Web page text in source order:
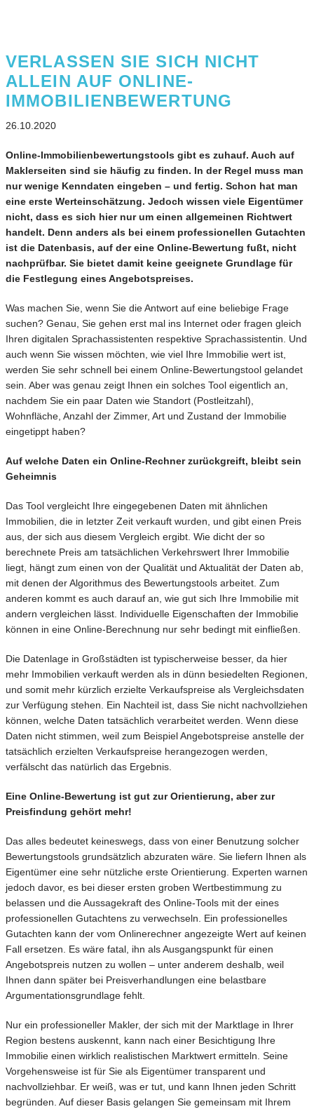
VERLASSEN SIE SICH NICHT
ALLEIN AUF ONLINE-
IMMOBILIENBEWERTUNG
26.10.2020
Online-Immobilienbewertungstools gibt es zuhauf. Auch auf
Maklerseiten sind sie häufig zu finden. In der Regel muss man
nur wenige Kenndaten eingeben – und fertig. Schon hat man
eine erste Werteinschätzung. Jedoch wissen viele Eigentümer
nicht, dass es sich hier nur um einen allgemeinen Richtwert
handelt. Denn anders als bei einem professionellen Gutachten
ist die Datenbasis, auf der eine Online-Bewertung fußt, nicht
nachprüfbar. Sie bietet damit keine geeignete Grundlage für
die Festlegung eines Angebotspreises.
Was machen Sie, wenn Sie die Antwort auf eine beliebige Frage
suchen? Genau, Sie gehen erst mal ins Internet oder fragen gleich
Ihren digitalen Sprachassistenten respektive Sprachassistentin. Und
auch wenn Sie wissen möchten, wie viel Ihre Immobilie wert ist,
werden Sie sehr schnell bei einem Online-Bewertungstool gelandet
sein. Aber was genau zeigt Ihnen ein solches Tool eigentlich an,
nachdem Sie ein paar Daten wie Standort (Postleitzahl),
Wohnfläche, Anzahl der Zimmer, Art und Zustand der Immobilie
eingetippt haben?
Auf welche Daten ein Online-Rechner zurückgreift, bleibt sein
Geheimnis
Das Tool vergleicht Ihre eingegebenen Daten mit ähnlichen
Immobilien, die in letzter Zeit verkauft wurden, und gibt einen Preis
aus, der sich aus diesem Vergleich ergibt. Wie dicht der so
berechnete Preis am tatsächlichen Verkehrswert Ihrer Immobilie
liegt, hängt zum einen von der Qualität und Aktualität der Daten ab,
mit denen der Algorithmus des Bewertungstools arbeitet. Zum
anderen kommt es auch darauf an, wie gut sich Ihre Immobilie mit
andern vergleichen lässt. Individuelle Eigenschaften der Immobilie
können in eine Online-Berechnung nur sehr bedingt mit einfließen.
Die Datenlage in Großstädten ist typischerweise besser, da hier
mehr Immobilien verkauft werden als in dünn besiedelten Regionen,
und somit mehr kürzlich erzielte Verkaufspreise als Vergleichsdaten
zur Verfügung stehen. Ein Nachteil ist, dass Sie nicht nachvollziehen
können, welche Daten tatsächlich verarbeitet werden. Wenn diese
Daten nicht stimmen, weil zum Beispiel Angebotspreise anstelle der
tatsächlich erzielten Verkaufspreise herangezogen werden,
verfälscht das natürlich das Ergebnis.
Eine Online-Bewertung ist gut zur Orientierung, aber zur
Preisfindung gehört mehr!
Das alles bedeutet keineswegs, dass von einer Benutzung solcher
Bewertungstools grundsätzlich abzuraten wäre. Sie liefern Ihnen als
Eigentümer eine sehr nützliche erste Orientierung. Experten warnen
jedoch davor, es bei dieser ersten groben Wertbestimmung zu
belassen und die Aussagekraft des Online-Tools mit der eines
professionellen Gutachtens zu verwechseln. Ein professionelles
Gutachten kann der vom Onlinerechner angezeigte Wert auf keinen
Fall ersetzen. Es wäre fatal, ihn als Ausgangspunkt für einen
Angebotspreis nutzen zu wollen – unter anderem deshalb, weil
Ihnen dann später bei Preisverhandlungen eine belastbare
Argumentationsgrundlage fehlt.
Nur ein professioneller Makler, der sich mit der Marktlage in Ihrer
Region bestens auskennt, kann nach einer Besichtigung Ihre
Immobilie einen wirklich realistischen Marktwert ermitteln. Seine
Vorgehensweise ist für Sie als Eigentümer transparent und
nachvollziehbar. Er weiß, was er tut, und kann Ihnen jeden Schritt
begründen. Auf dieser Basis gelangen Sie gemeinsam mit Ihrem